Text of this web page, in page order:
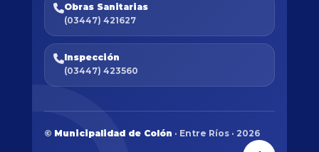
Obras Sanitarias
(03447) 421627
Inspección
(03447) 423560
© Municipalidad de Colón · Entre Ríos · 2026